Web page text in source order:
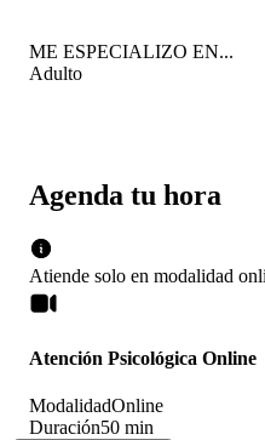
Agenda tu hora
Atiende solo en modalidad
Atención Psicológica Online
ModalidadOnline
Duración50 min
ME ESPECIALIZO EN...
Adulto